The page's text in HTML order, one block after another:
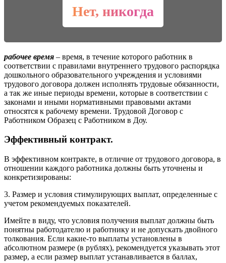
Нет, никогда
рабочее время – время, в течение которого работник в
соответствии с правилами внутреннего трудового распорядка
дошкольного образовательного учреждения и условиями
трудового договора должен исполнять трудовые обязанности,
а так же иные периоды времени, которые в соответствии с
законами и иными нормативными правовыми актами
относятся к рабочему времени. Трудовой Договор с
Работником Образец с Работником в Доу.
Эффективный контракт.
В эффективном контракте, в отличие от трудового договора, в
отношении каждого работника должны быть уточнены и
конкретизированы:
3. Размер и условия стимулирующих выплат, определенные с
учетом рекомендуемых показателей.
Имейте в виду, что условия получения выплат должны быть
понятны работодателю и работнику и не допускать двойного
толкования. Если какие-то выплаты установлены в
абсолютном размере (в рублях), рекомендуется указывать этот
размер, а если размер выплат устанавливается в баллах,